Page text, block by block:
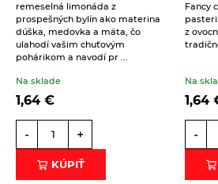
BIOMILA DARČEK
BEZLEPKOVÝ
Na sklade
záleží, máme pre Vás tip na
Intenzívna sladká chuť
sladkému drievku, je
remeselná limonáda z
prospešných bylín ako materina
dúška, medovka a mäta, čo
ulahodí vašim chuťovým
pohárikom a navodí pr ...
Na sklade
1,64 €
- +
KÚPIŤ
Fancy
z
Na
1,64
-